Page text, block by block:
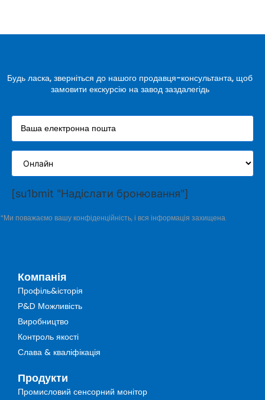
Будь ласка, зверніться до нашого продавця-консультанта, щоб
замовити екскурсію на завод заздалегідь
[su1bmit "Надіслати бронювання"]
*Ми поважаємо вашу конфіденційність, і вся інформація захищена.
Компанія
Профіль&історія
Р&D Можливість
Виробництво
Контроль якості
Слава & кваліфікація
Продукти
Промисловий сенсорний монітор